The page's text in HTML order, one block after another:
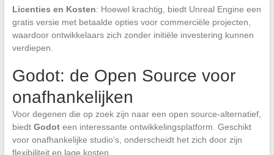
Licenties en Kosten: Hoewel krachtig, biedt Unreal Engine een
gratis versie met betaalde opties voor commerciële projecten,
waardoor ontwikkelaars zich zonder initiële investering kunnen
verdiepen.
Godot: de Open Source voor
onafhankelijken
Voor degenen die op zoek zijn naar een open source-alternatief,
biedt Godoteen interessante ontwikkelingsplatform. Geschikt
voor onafhankelijke studio’s, onderscheidt het zich door zijn
flexibiliteit en lage kosten.